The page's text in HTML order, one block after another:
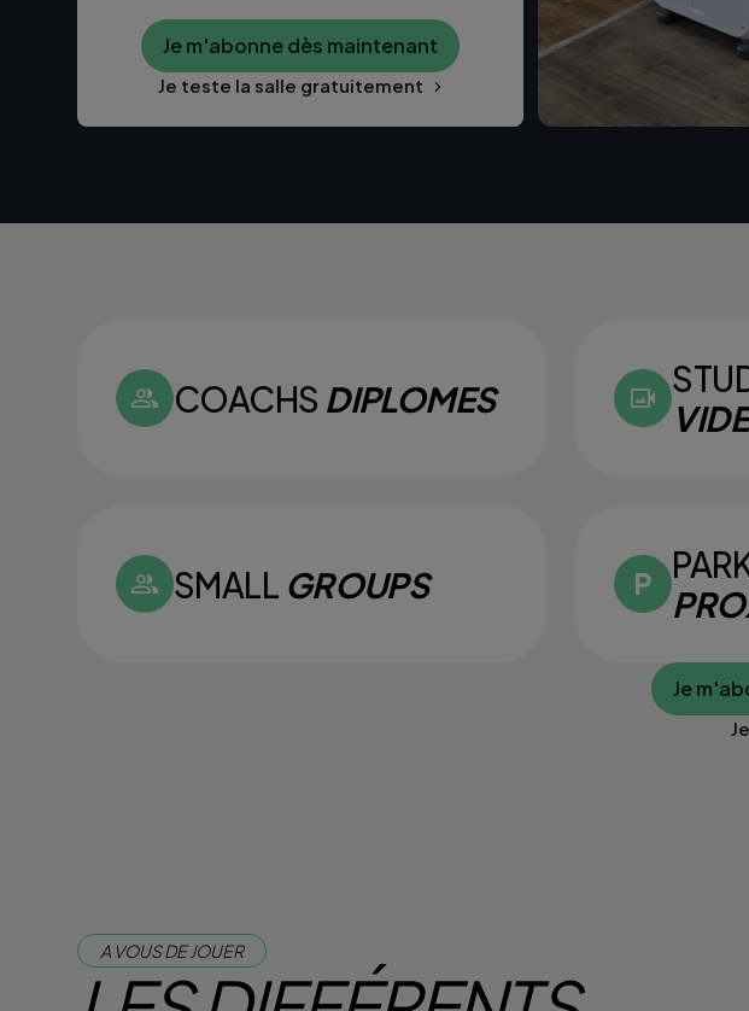
Je m'abonne dès maintenant
Je teste la salle gratuitement
COACHS DIPLOMES
SMALL GROUPS
Je
A VOUS DE JOUER